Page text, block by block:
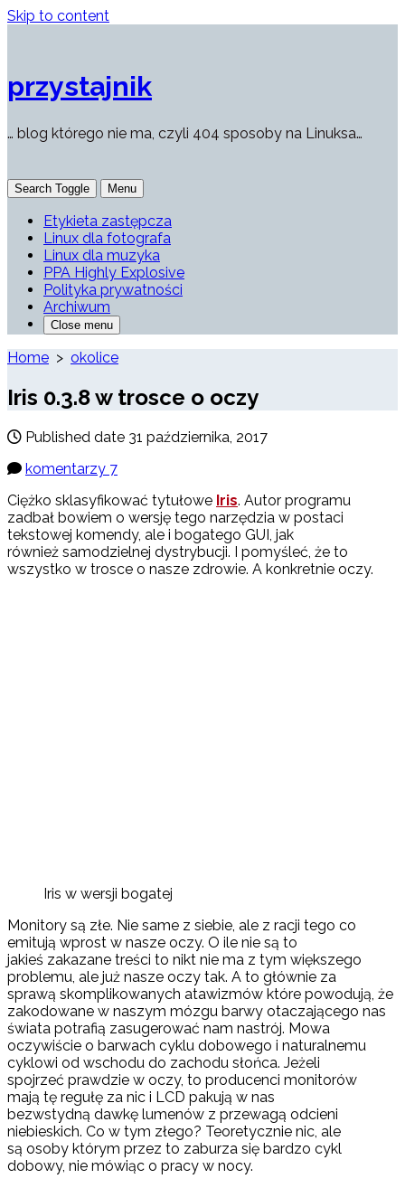
Skip to content
przystajnik
… blog którego nie ma, czyli 404 sposoby na Linuksa…
Search Toggle Menu
Etykieta zastępcza
Linux dla fotografa
Linux dla muzyka
PPA Highly Explosive
Polityka prywatności
Archiwum
Close menu
Home > okolice
Iris 0.3.8 w trosce o oczy
Published date 31 października, 2017
komentarzy 7
Ciężko sklasyfikować tytułowe Iris. Autor programu
zadbał bowiem o wersję tego narzędzia w postaci
tekstowej komendy, ale i bogatego GUI, jak
również samodzielnej dystrybucji. I pomyśleć, że to
wszystko w trosce o nasze zdrowie. A konkretnie oczy.
Iris w wersji bogatej
Monitory są złe. Nie same z siebie, ale z racji tego co
emitują wprost w nasze oczy. O ile nie są to
jakieś zakazane treści to nikt nie ma z tym większego
problemu, ale już nasze oczy tak. A to głównie za
sprawą skomplikowanych atawizmów które powodują, że
zakodowane w naszym mózgu barwy otaczającego nas
świata potrafią zasugerować nam nastrój. Mowa
oczywiście o barwach cyklu dobowego i naturalnemu
cyklowi od wschodu do zachodu słońca. Jeżeli
spojrzeć prawdzie w oczy, to producenci monitorów
mają tę regułę za nic i LCD pakują w nas
bezwstydną dawkę lumenów z przewagą odcieni
niebieskich. Co w tym złego? Teoretycznie nic, ale
są osoby którym przez to zaburza się bardzo cykl
dobowy, nie mówiąc o pracy w nocy.